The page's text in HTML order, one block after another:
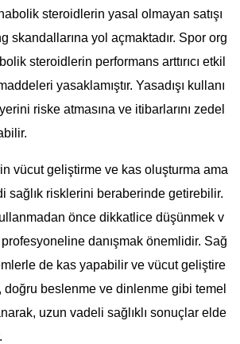
steroidlerin yasal olmayan satışı
skandallarına yol açmaktadır. Spor org
steroidlerin performans arttırıcı etkil
yasaklamıştır. Yasadışı kullanı
riske atmasına ve itibarlarını zedel
vücut geliştirme ve kas oluşturma ama
sağlık risklerini beraberinde getirebilir.
önce dikkatlice düşünmek v
danışmak önemlidir. Sağ
de kas yapabilir ve vücut geliştire
beslenme ve dinlenme gibi temel
uzun vadeli sağlıklı sonuçlar elde